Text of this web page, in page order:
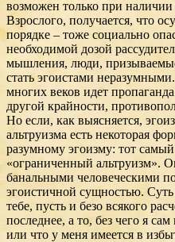
возможен только при наличии
Взрослого, получается, что
порядке – тоже социально
необходимой дозой
мышления, люди,
стать эгоистами
многих веков идет
другой крайности,
Но если, как выясняется,
альтруизма есть некоторая
разумному эгоизму: тот
«ограниченный альтруизм».
банальными человеческими
эгоистичной сущностью.
тебе, пусть и безо всякого
последнее, а то, без чего я
или что у меня имеется в